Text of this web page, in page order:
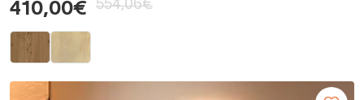
410,00€ 554,06€